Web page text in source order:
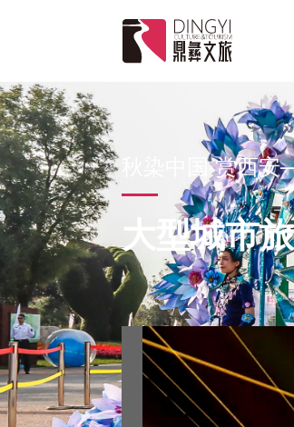
秋染中国·赏西
大型城市